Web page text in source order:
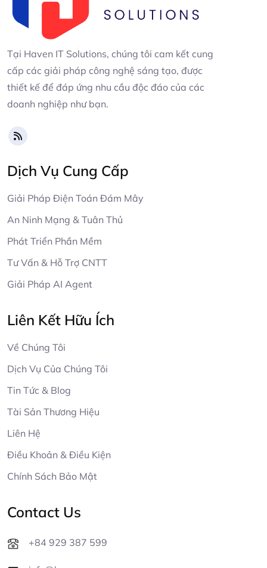
Tại Haven IT Solutions, chúng tôi cam kết cung
cấp các giải pháp công nghệ sáng tạo, được
thiết kế để đáp ứng nhu cầu độc đáo của các
doanh nghiệp như bạn.
Dịch Vụ Cung Cấp
Giải Pháp Điện Toán Đám Mây
An Ninh Mạng & Tuân Thủ
Phát Triển Phần Mềm
Tư Vấn & Hỗ Trợ CNTT
Giải Pháp AI Agent
Liên Kết Hữu Ích
Về Chúng Tôi
Dịch Vụ Của Chúng Tôi
Tin Tức & Blog
Tài Sản Thương Hiệu
Liên Hệ
Điều Khoản & Điều Kiện
Chính Sách Bảo Mật
Contact Us
+84 929 387 599